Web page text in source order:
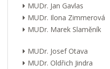
MUDr. Jan Gavlas
MUDr. Ilona Zimmerová
MUDr. Marek Slaměník
MUDr. Josef Otava
MUDr. Oldřich Jindra